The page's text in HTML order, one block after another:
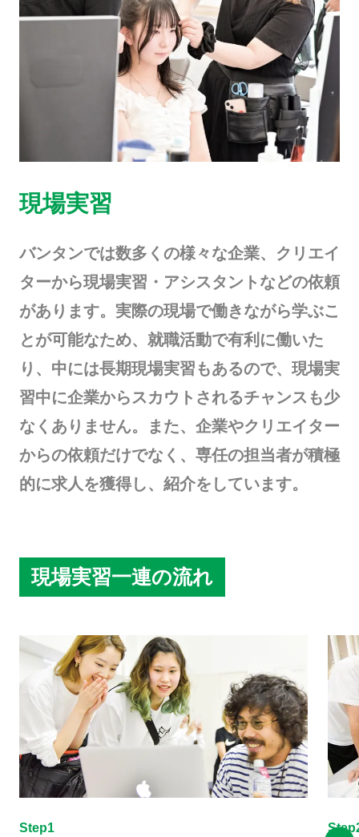
現場実習
バンタンでは数多くの様々な企業、クリエイ
ターから現場実習・アシスタントなどの依頼
があります。実際の現場で働きながら学ぶこ
とが可能なため、就職活動で有利に働いた
り、中には長期現場実習もあるので、現場実
習中に企業からスカウトされるチャンスも少
なくありません。また、企業やクリエイター
からの依頼だけでなく、専任の担当者が積極
的に求人を獲得し、紹介をしています。
現場実習一連の流れ
Step1